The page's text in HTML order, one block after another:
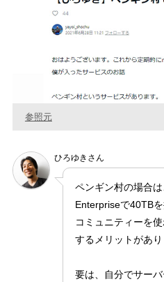
参照元
ひろゆきさん
ペンギン村の場合
Enterpriseで40TB
コミュニティーを
するメリットがあり
要は、自分でサー